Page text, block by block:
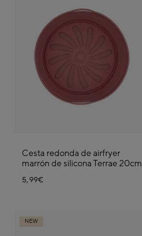
Cesta redonda de airfryer
marrón de silicona Terrae 20cm
5,99€
NEW